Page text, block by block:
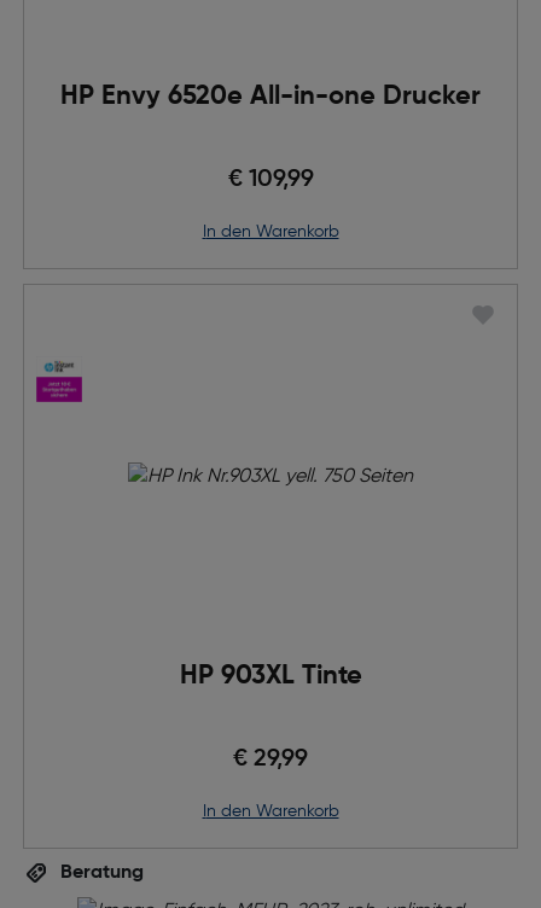
HP Envy 6520e All-in-one Drucker
€ 109,99
in den Warenkorb
HP 903XL Tinte
€ 29,99
in den Warenkorb
Beratung